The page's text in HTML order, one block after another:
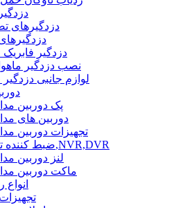
دزدگیرهای
دزدگیر
نصب دزدگیر
لوازم جانبی
پک دوربین
دوربین های
تجهیزات دوربین
ضبط کننده تصاویر,NVR,DVR
لنز دوربین
ماکت دوربین